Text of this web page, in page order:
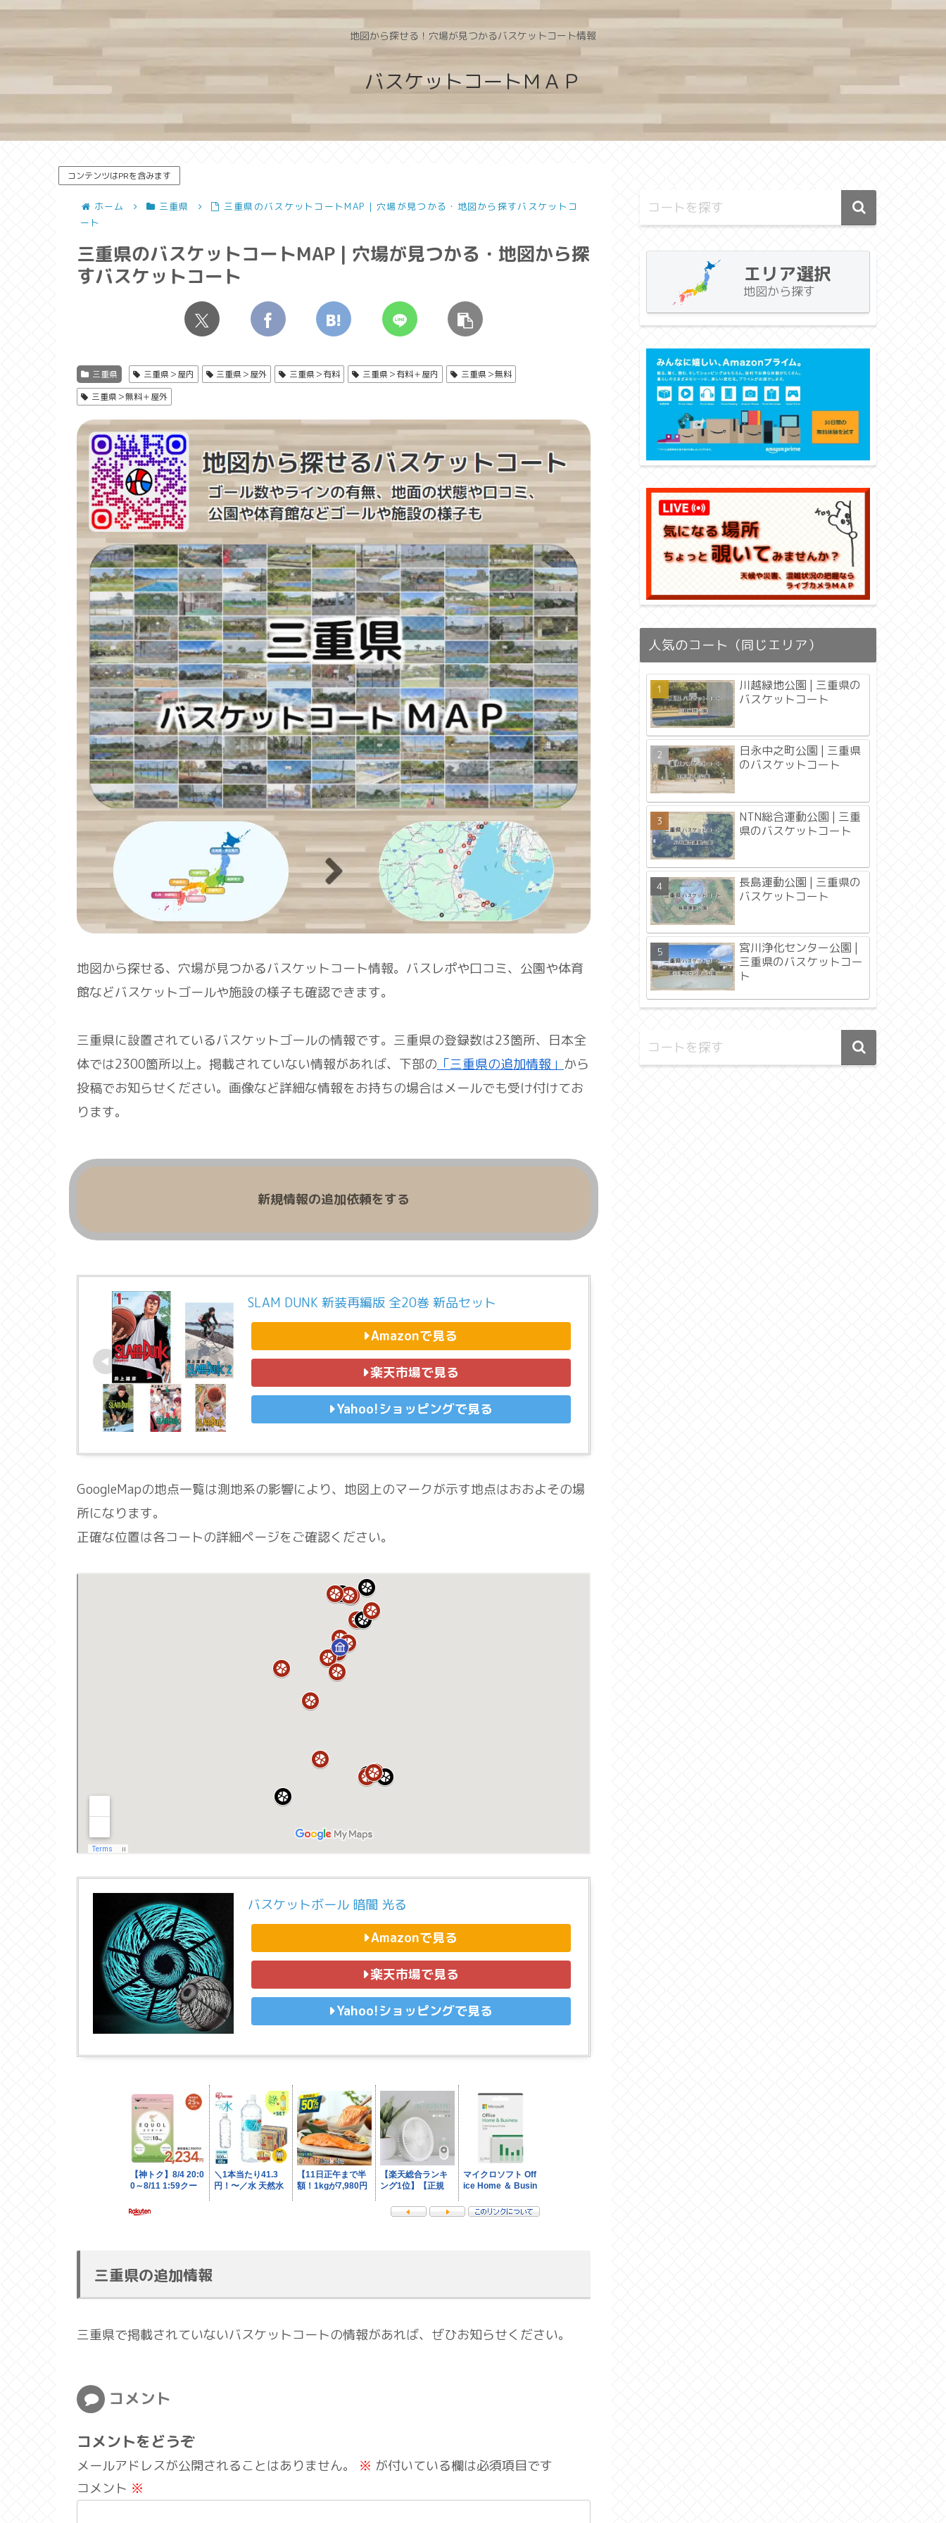
地図から探せる！穴場が見つかるバスケットコート情報
バスケットコートＭＡＰ
コンテンツはPRを含みます
ホーム 三重県
三重県のバスケットコートMAP | 穴場が見つかる・地図から探すバスケットコ
ート
三重県のバスケットコートMAP | 穴場が見つかる・地図から探
すバスケットコート
三重県 三重県＞屋内 三重県＞屋外 三重県＞有料 三重県＞有料＋屋内
三重県＞無料
三重県＞無料＋屋外
地図から探せる、穴場が見つかるバスケットコート情報。バスレポや口コミ、公園や体育
館などバスケットゴールや施設の様子も確認できます。
三重県に設置されているバスケットゴールの情報です。三重県の登録数は23箇所、日本全
体では2300箇所以上。掲載されていない情報があれば、下部の 「三重県の追加情報」 から
投稿でお知らせください。画像など詳細な情報をお持ちの場合はメールでも受け付けてお
ります。
新規情報の追加依頼をする
SLAM DUNK 新装再編版 全20巻 新品セット
Amazonで見る
楽天市場で見る
Yahoo!ショッピングで見る
GoogleMapの地点一覧は測地系の影響により、地図上のマークが示す地点はおおよその場
所になります。
正確な位置は各コートの詳細ページをご確認ください。
バスケットボール 暗闇 光る
Amazonで見る
楽天市場で見る
Yahoo!ショッピングで見る
三重県の追加情報
三重県で掲載されていないバスケットコートの情報があれば、ぜひお知らせください。
コメント
コメントをどうぞ
メールアドレスが公開されることはありません。 ※ が付いている欄は必須項目です
コメント ※
エリア選択
地図から探す
人気のコート（同じエリア）
川越緑地公園 | 三重県の
バスケットコート
日永中之町公園 | 三重県
のバスケットコート
NTN総合運動公園 | 三重
県のバスケットコート
長島運動公園 | 三重県の
バスケットコート
宮川浄化センター公園 |
三重県のバスケットコー
ト